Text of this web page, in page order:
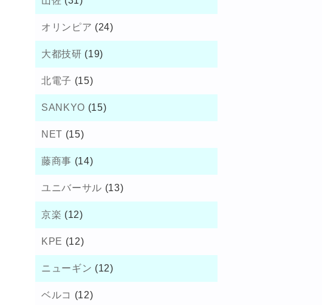
オリンピア (24)
大都技研 (19)
北電子 (15)
SANKYO (15)
NET (15)
藤商事 (14)
ユニバーサル (13)
京楽 (12)
KPE (12)
ニューギン (12)
ベルコ (12)